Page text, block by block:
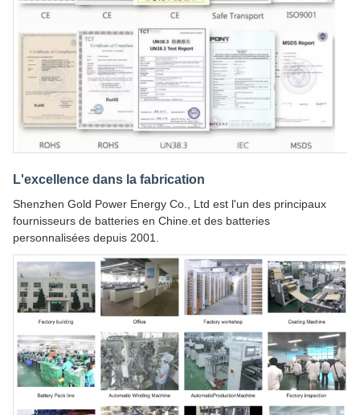
L'excellence dans la fabrication
Shenzhen Gold Power Energy Co., Ltd est l'un des principaux
fournisseurs de batteries en Chine.et des batteries
personnalisées depuis 2001.